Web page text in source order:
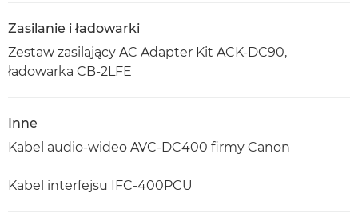
Zasilanie i ładowarki
Zestaw zasilający AC Adapter Kit ACK-DC90,
ładowarka CB-2LFE
Inne
Kabel audio-wideo AVC-DC400 firmy Canon
Kabel interfejsu IFC-400PCU